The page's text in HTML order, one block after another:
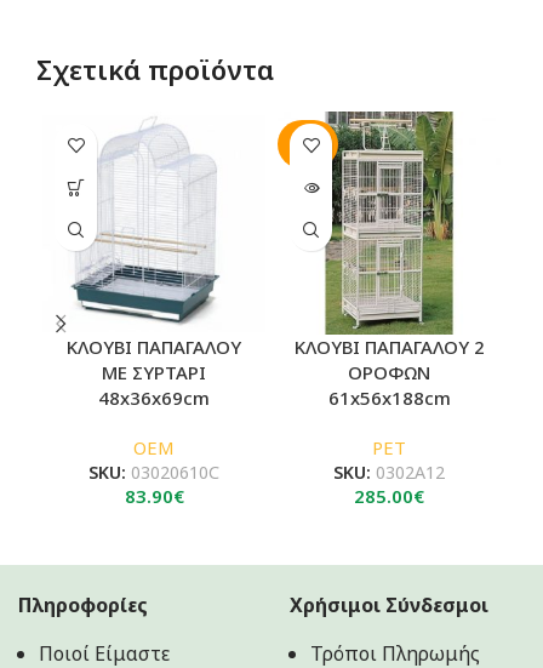
Σχετικά προϊόντα
ΚΛΟΥΒΙ ΠΑΠΑΓΑΛΟΥ
ΜΕ ΣΥΡΤΑΡΙ
48x36x69cm
OEM
SKU: 03020610C
83.90€
SOLD
OUT
ΚΛΟΥΒΙ ΠΑΠΑΓΑΛΟΥ 2
ΟΡΟΦΩΝ
61x56x188cm
PET
SKU: 0302A12
285.00€
Πληροφορίες
Ποιοί Είμαστε
Χρήσιμοι Σύνδεσμοι
Τρόποι Πληρωμής